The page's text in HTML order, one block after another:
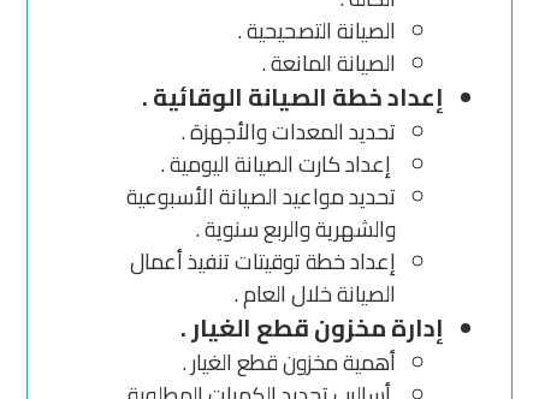
الصيانة التصحيحية .
الصيانة المانعة .
إعداد خطة الصيانة الوقائية .
تحديد المعدات والأجهزة .
إعداد كارت الصيانة اليومية .
تحديد مواعيد الصيانة الأسبوعية
والشهرية والربع سنوية .
إعداد خطة توقيتات تنفيذ أعمال
الصيانة خلال العام .
إدارة مخزون قطع الغيار .
أهمية مخزون قطع الغيار .